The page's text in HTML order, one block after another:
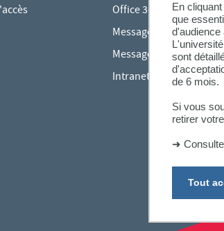
En
que
d'audience
sont
de 6 mois.
Si vous
retirer
➜
Tout
Office 365
Messagerie des
Messagerie étudiante
Intranet des personnels